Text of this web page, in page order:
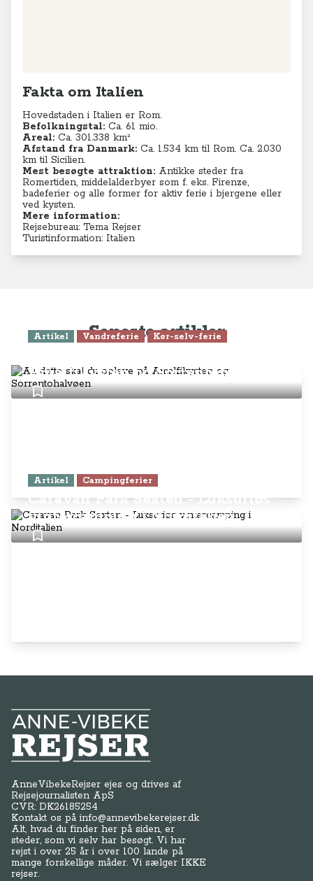
Fakta om Italien
Hovedstaden i Italien er Rom.
Befolkningstal: Ca. 61 mio.
Areal: Ca. 301.338 km²
Afstand fra Danmark: Ca. 1.534 km til Rom. Ca. 2.030
km til Sicilien.
Mest besøgte attraktion: Antikke steder fra
Romertiden, middelalderbyer som f. eks. Firenze,
badeferier og alle former for aktiv ferie i bjergene eller
ved kysten.
Mere information:
Rejsebureau: Tema Rejser
Turistinformation: Italien
Seneste artikler
Artikel Vandreferie Kør-selv-ferie
Amalfikysten og Sorrentohalvøen
Artikel Campingferier
Caravan Park Sexten - Luksuriøs
vintercamping i Norditalien
Anne-Vibeke Rejser
AnneVibekeRejser ejes og drives af
Rejsejournalisten ApS
CVR: DK26185254
Kontakt os påinfo@annevibekerejser.dk
Alt, hvad du finder her på siden, er
steder, som vi selv har besøgt. Vi har
rejst i over 25 år i over 100 lande på
mange forskellige måder. Vi sælger IKKE
rejser.